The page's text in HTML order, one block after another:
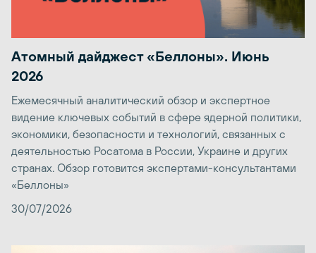
Атомный дайджест «Беллоны». Июнь
2026
Ежемесячный аналитический обзор и экспертное
видение ключевых событий в сфере ядерной политики,
экономики, безопасности и технологий, связанных с
деятельностью Росатома в России, Украине и других
странах. Обзор готовится экспертами-консультантами
«Беллоны»
30/07/2026